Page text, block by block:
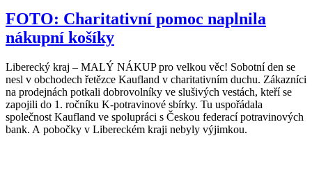
FOTO: Charitativní pomoc naplnila
nákupní košíky
Liberecký kraj – MALÝ NÁKUP pro velkou věc! Sobotní den se
nesl v obchodech řetězce Kaufland v charitativním duchu. Zákazníci
na prodejnách potkali dobrovolníky ve slušivých vestách, kteří se
zapojili do 1. ročníku K-potravinové sbírky. Tu uspořádala
společnost Kaufland ve spolupráci s Českou federací potravinových
bank. A pobočky v Libereckém kraji nebyly výjimkou.